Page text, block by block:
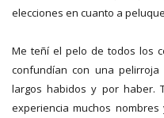
elecciones en cuanto a
Me teñí el pelo de todos los
confundían con una
largos habidos y por haber.
experiencia muchos